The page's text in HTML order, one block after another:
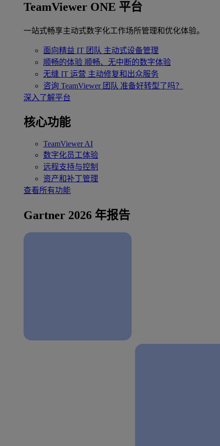
TeamViewer ONE 平台
一站式畅享主动式数字化工作场所管理和优化体验。
面向精益 IT 团队 主动式设备管理
顺畅的体验 顺畅、无中断的数字体验
无缝 IT 运营 主动修复和出众服务
咨询 TeamViewer 团队 准备好转型了吗？
深入了解平台
核心功能
TeamViewer AI
数字化员工体验
远程支持与控制
资产和补丁管理
查看所有功能
Gartner 2026 年报告